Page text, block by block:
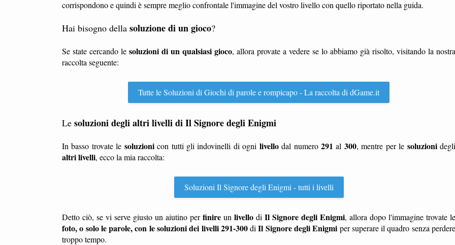
corrispondono e quindi è sempre meglio confrontale l'immagine del vostro livello con quello riportato nella guida.
Hai bisogno della soluzione di un gioco?
Se state cercando le soluzioni di un qualsiasi gioco, allora provate a vedere se lo abbiamo già risolto, visitando la nostra
raccolta seguente:
Tutte le Soluzioni di Giochi di parole e rompicapo - La raccolta di dGame.it
Le soluzioni degli altri livelli di Il Signore degli Enigmi
In basso trovate le soluzionicon tutti gli indovinelli di ogni livellodal numero291 al 300, mentre per le soluzionidegli
altri livelli, ecco la mia raccolta:
Soluzioni Il Signore degli Enigmi - tutti i livelli
Detto ciò, se vi serve giusto un aiutino perfinire un livello di Il Signore degli Enigmi, allora dopo l'immagine trovate le
foto, o solo le parole, con le soluzioni dei livelli 291-300diIl Signore degli Enigmi per superare il quadro senza perdere
troppo tempo.